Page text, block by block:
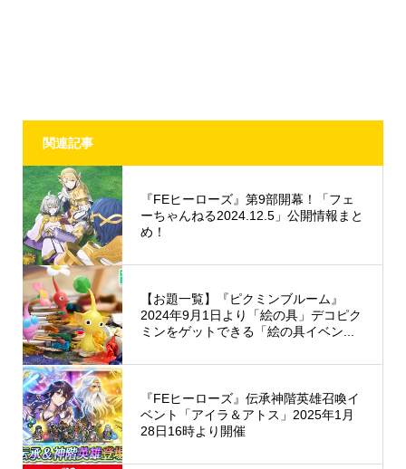
関連記事
『FEヒーローズ』第9部開幕！「フェ
ーちゃんねる2024.12.5」公開情報まと
め！
【お題一覧】『ピクミンブルーム』
2024年9月1日より「絵の具」デコピク
ミンをゲットできる「絵の具イベン...
『FEヒーローズ』伝承神階英雄召喚イ
ベント「アイラ＆アトス」2025年1月
28日16時より開催